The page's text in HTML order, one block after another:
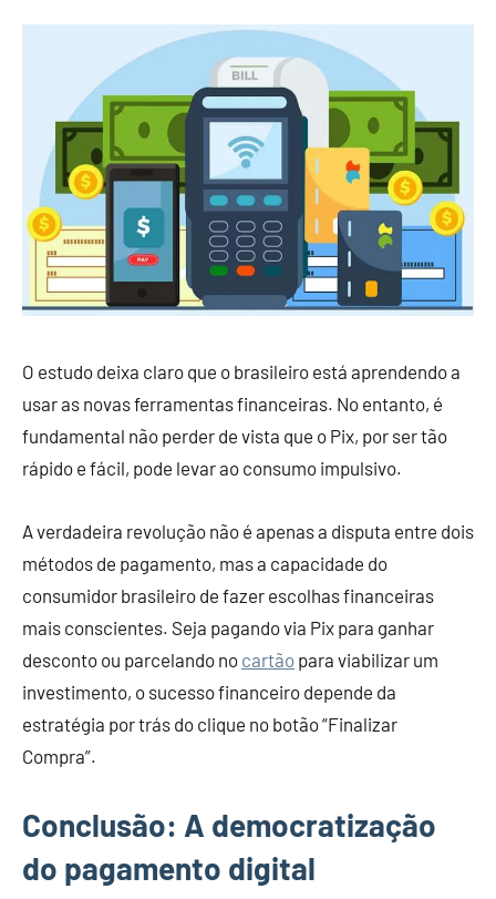
O estudo deixa claro que o brasileiro está aprendendo a
usar as novas ferramentas financeiras. No entanto, é
fundamental não perder de vista que o Pix, por ser tão
rápido e fácil, pode levar ao consumo impulsivo.
A verdadeira revolução não é apenas a disputa entre dois
métodos de pagamento, mas a capacidade do
consumidor brasileiro de fazer escolhas financeiras
mais conscientes. Seja pagando via Pix para ganhar
desconto ou parcelando no cartão para viabilizar um
investimento, o sucesso financeiro depende da
estratégia por trás do clique no botão “Finalizar
Compra”.
Conclusão: A democratização
do pagamento digital